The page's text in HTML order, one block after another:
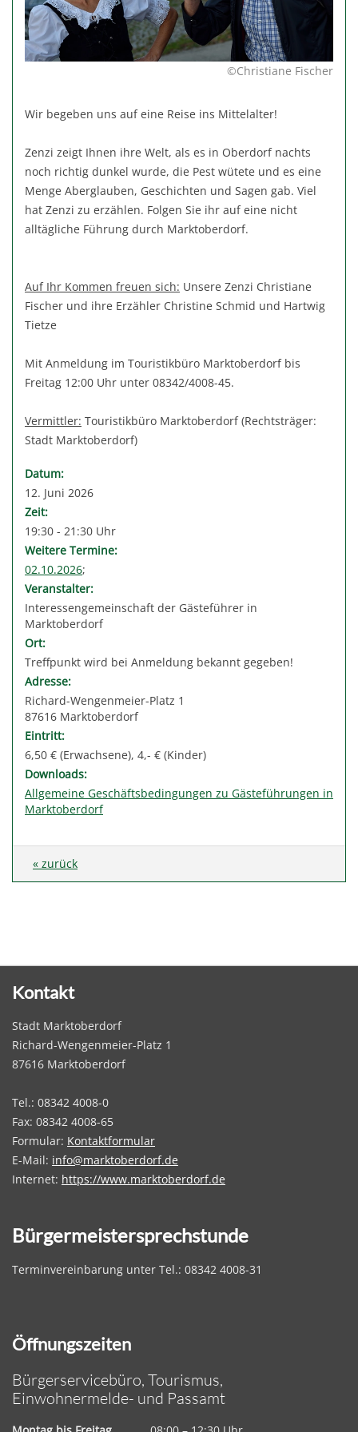
©Christiane Fischer
Wir begeben uns auf eine Reise ins Mittelalter!
Zenzi zeigt Ihnen ihre Welt, als es in Oberdorf nachts
noch richtig dunkel wurde, die Pest wütete und es eine
Menge Aberglauben, Geschichten und Sagen gab. Viel
hat Zenzi zu erzählen. Folgen Sie ihr auf eine nicht
alltägliche Führung durch Marktoberdorf.
Auf Ihr Kommen freuen sich: Unsere Zenzi Christiane
Fischer und ihre Erzähler Christine Schmid und Hartwig
Tietze
Mit Anmeldung im Touristikbüro Marktoberdorf bis
Freitag 12:00 Uhr unter 08342/4008-45.
Vermittler: Touristikbüro Marktoberdorf (Rechtsträger:
Stadt Marktoberdorf)
Datum:
12. Juni 2026
Zeit:
19:30 - 21:30 Uhr
Weitere Termine:
02.10.2026;
Veranstalter:
Interessengemeinschaft der Gästeführer in
Marktoberdorf
Ort:
Treffpunkt wird bei Anmeldung bekannt gegeben!
Adresse:
Richard-Wengenmeier-Platz 1
87616 Marktoberdorf
Eintritt:
6,50 € (Erwachsene), 4,- € (Kinder)
Downloads:
Allgemeine Geschäftsbedingungen zu Gästeführungen in
Marktoberdorf
« zurück
Kontakt
Stadt Marktoberdorf
Richard-Wengenmeier-Platz 1
87616 Marktoberdorf
Tel.: 08342 4008-0
Fax: 08342 4008-65
Formular: Kontaktformular
E-Mail: info@marktoberdorf.de
Internet: https://www.marktoberdorf.de
Bürgermeistersprechstunde
Terminvereinbarung unter Tel.: 08342 4008-31
Öffnungszeiten
Bürgerservicebüro, Tourismus,
Einwohnermelde- und Passamt